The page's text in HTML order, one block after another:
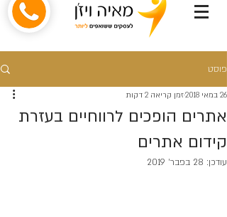
פוסט
אתרים הופכים לרווחיים בעזרת
קידום אתרים
26 במאי 2018 זמן קריאה 2 דקות
עודכן: 28 בפבר׳ 2019